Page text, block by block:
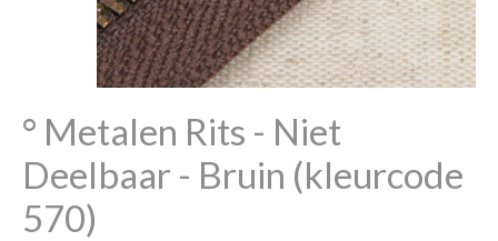
° Metalen Rits - Niet
Deelbaar - Bruin (kleurcode
570)